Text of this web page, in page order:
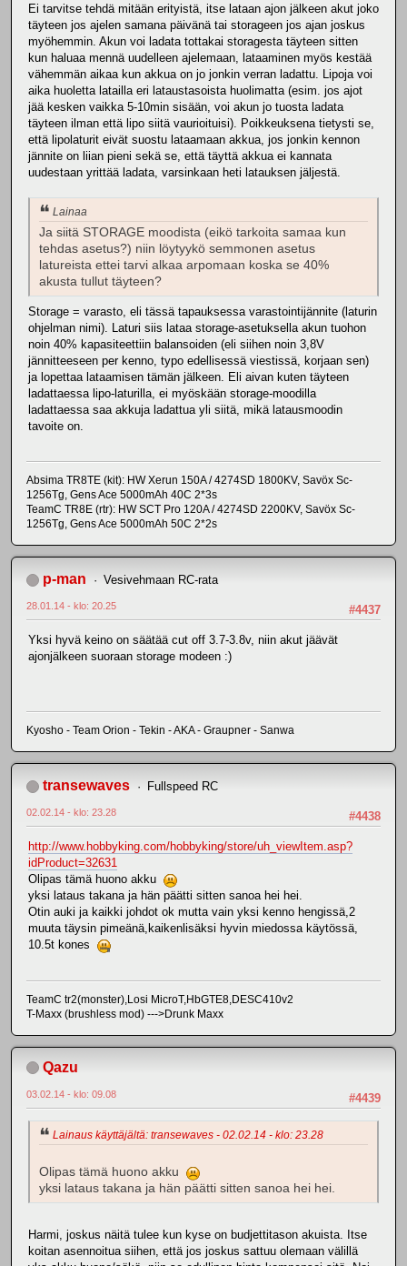
Ei tarvitse tehdä mitään erityistä, itse lataan ajon jälkeen akut joko
täyteen jos ajelen samana päivänä tai storageen jos ajan joskus
myöhemmin. Akun voi ladata tottakai storagesta täyteen sitten
kun haluaa mennä uudelleen ajelemaan, lataaminen myös kestää
vähemmän aikaa kun akkua on jo jonkin verran ladattu. Lipoja voi
aika huoletta latailla eri lataustasoista huolimatta (esim. jos ajot
jää kesken vaikka 5-10min sisään, voi akun jo tuosta ladata
täyteen ilman että lipo siitä vaurioituisi). Poikkeuksena tietysti se,
että lipolaturit eivät suostu lataamaan akkua, jos jonkin kennon
jännite on liian pieni sekä se, että täyttä akkua ei kannata
uudestaan yrittää ladata, varsinkaan heti latauksen jäljestä.
Lainaa
Ja siitä STORAGE moodista (eikö tarkoita samaa kun
tehdas asetus?) niin löytyykö semmonen asetus
latureista ettei tarvi alkaa arpomaan koska se 40%
akusta tullut täyteen?
Storage = varasto, eli tässä tapauksessa varastointijännite (laturin
ohjelman nimi). Laturi siis lataa storage-asetuksella akun tuohon
noin 40% kapasiteettiin balansoiden (eli siihen noin 3,8V
jännitteeseen per kenno, typo edellisessä viestissä, korjaan sen)
ja lopettaa lataamisen tämän jälkeen. Eli aivan kuten täyteen
ladattaessa lipo-laturilla, ei myöskään storage-moodilla
ladattaessa saa akkuja ladattua yli siitä, mikä latausmoodin
tavoite on.
Absima TR8TE (kit): HW Xerun 150A / 4274SD 1800KV, Savöx Sc-
1256Tg, Gens Ace 5000mAh 40C 2*3s
TeamC TR8E (rtr): HW SCT Pro 120A / 4274SD 2200KV, Savöx Sc-
1256Tg, Gens Ace 5000mAh 50C 2*2s
p-man Vesivehmaan RC-rata
#4437
28.01.14 - klo: 20.25
Yksi hyvä keino on säätää cut off 3.7-3.8v, niin akut jäävät
ajonjälkeen suoraan storage modeen :)
Kyosho - Team Orion - Tekin - AKA - Graupner - Sanwa
transewaves Fullspeed RC
#4438
02.02.14 - klo: 23.28
http://www.hobbyking.com/hobbyking/store/uh_viewItem.asp?
idProduct=32631
Olipas tämä huono akku
yksi lataus takana ja hän päätti sitten sanoa hei hei.
Otin auki ja kaikki johdot ok mutta vain yksi kenno hengissä,2
muuta täysin pimeänä,kaikenlisäksi hyvin miedossa käytössä,
10.5t kones
TeamC tr2(monster),Losi MicroT,HbGTE8,DESC410v2
T-Maxx (brushless mod) --->Drunk Maxx
Qazu
#4439
03.02.14 - klo: 09.08
Lainaus käyttäjältä: transewaves - 02.02.14 - klo: 23.28
Olipas tämä huono akku
yksi lataus takana ja hän päätti sitten sanoa hei hei.
Harmi, joskus näitä tulee kun kyse on budjettitason akuista. Itse
koitan asennoitua siihen, että jos joskus sattuu olemaan välillä